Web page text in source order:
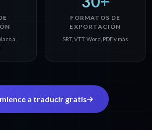
a
FORMATOS DE
EXPORTACIÓN
SRT, VTT, Word, PDF y más
a traducir gratis